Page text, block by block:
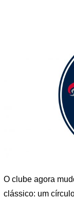
O clube agora
clássico: um